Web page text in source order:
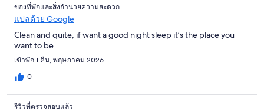
ของที่พักและสิ่งอำนวยความสะดวก
แปลด้วย Google
Clean and quite, if want a good night sleep it’s the place you
want to be
เข้าพัก 1 คืน, พฤษภาคม 2026
0
รีวิวที่ตรวจสอบแล้ว